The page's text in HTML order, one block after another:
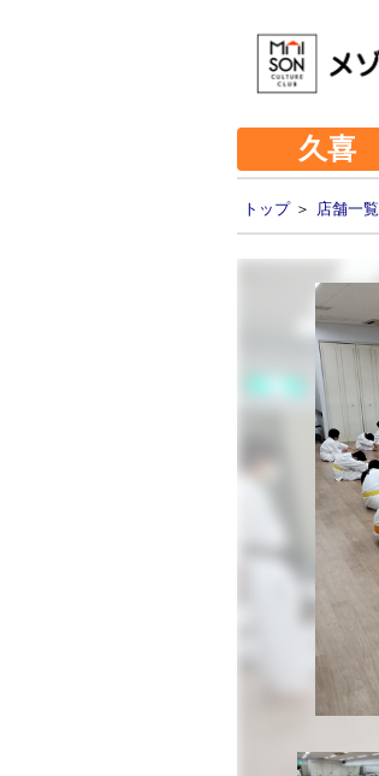
久喜
トップ＞ 店舗一覧